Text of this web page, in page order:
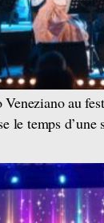
Veneziano au
le temps d’une